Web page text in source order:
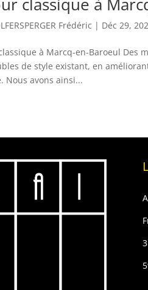
Frédéric | Déc 29,
à Marcq-en-Baroeul Des
de style existant, en
Nous avons ainsi...